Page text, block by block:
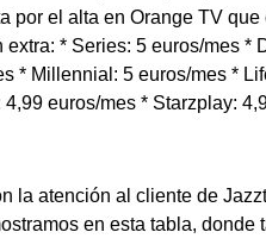
por el alta en Orange TV que
* Series: 5 euros/mes *
* Millennial: 5 euros/mes *
euros/mes * Starzplay:
la atención al cliente de
en esta tabla, donde